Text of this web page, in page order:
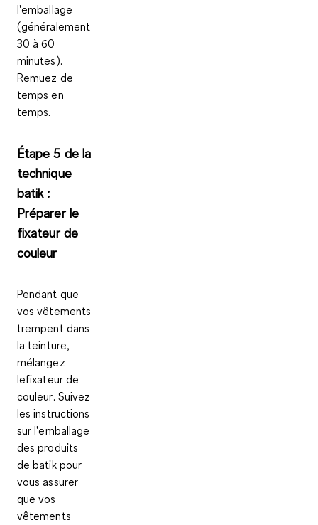
l'emballage
(généralement
30 à 60
minutes).
Remuez de
temps en
temps.
Étape 5 de la
technique
batik :
Préparer le
fixateur de
couleur
Pendant que
vos vêtements
trempent dans
la teinture,
mélangez
lefixateur de
couleur. Suivez
les instructions
sur l'emballage
des produits
de batik pour
vous assurer
que vos
vêtements